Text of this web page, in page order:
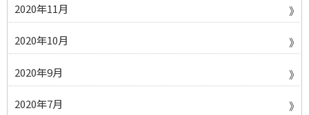
2020年11月
2020年10月
2020年9月
2020年7月